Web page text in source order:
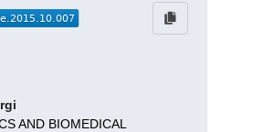
AND BIOMEDICAL